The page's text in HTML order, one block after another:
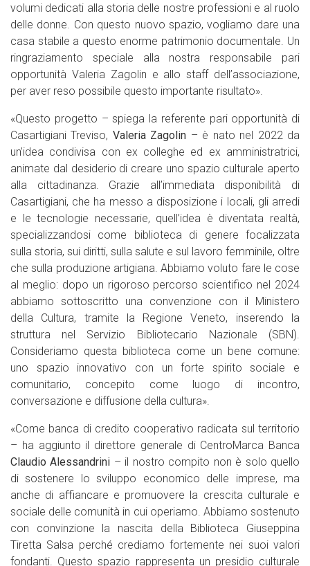
volumi dedicati alla storia delle nostre professioni e al ruolo
delle donne. Con questo nuovo spazio, vogliamo dare una
casa stabile a questo enorme patrimonio documentale. Un
ringraziamento speciale alla nostra responsabile pari
opportunità Valeria Zagolin e allo staff dell’associazione,
per aver reso possibile questo importante risultato».
«Questo progetto – spiega la referente pari opportunità di
Casartigiani Treviso, Valeria Zagolin – è nato nel 2022 da
un’idea condivisa con ex colleghe ed ex amministratrici,
animate dal desiderio di creare uno spazio culturale aperto
alla cittadinanza. Grazie all’immediata disponibilità di
Casartigiani, che ha messo a disposizione i locali, gli arredi
e le tecnologie necessarie, quell’idea è diventata realtà,
specializzandosi come biblioteca di genere focalizzata
sulla storia, sui diritti, sulla salute e sul lavoro femminile, oltre
che sulla produzione artigiana. Abbiamo voluto fare le cose
al meglio: dopo un rigoroso percorso scientifico nel 2024
abbiamo sottoscritto una convenzione con il Ministero
della Cultura, tramite la Regione Veneto, inserendo la
struttura nel Servizio Bibliotecario Nazionale (SBN).
Consideriamo questa biblioteca come un bene comune:
uno spazio innovativo con un forte spirito sociale e
comunitario, concepito come luogo di incontro,
conversazione e diffusione della cultura».
«Come banca di credito cooperativo radicata sul territorio
– ha aggiunto il direttore generale di CentroMarca Banca
Claudio Alessandrini – il nostro compito non è solo quello
di sostenere lo sviluppo economico delle imprese, ma
anche di affiancare e promuovere la crescita culturale e
sociale delle comunità in cui operiamo. Abbiamo sostenuto
con convinzione la nascita della Biblioteca Giuseppina
Tiretta Salsa perché crediamo fortemente nei suoi valori
fondanti. Questo spazio rappresenta un presidio culturale